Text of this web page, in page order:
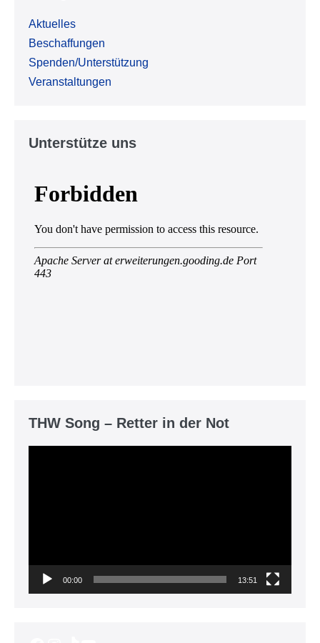
Aktuelles
Beschaffungen
Spenden/Unterstützung
Veranstaltungen
Unterstütze uns
THW Song – Retter in der Not
00:00 13:51